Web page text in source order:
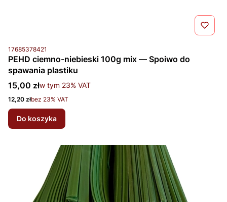
Kod produktu
17685378421
PEHD ciemno-niebieski 100g mix — Spoiwo do
spawania plastiku
Cena brutto
15,00 złw tym %s VAT
w tym 23% VAT
Cena netto
12,20 złbez 23% VAT
Do koszyka